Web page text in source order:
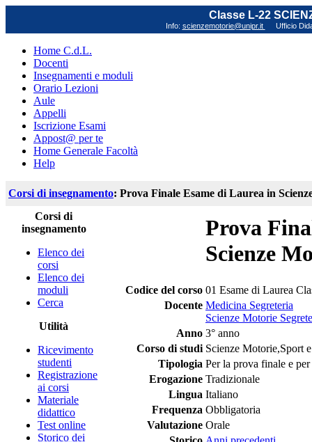
Classe L-22
Info: scienzemotorie@unipr.it Ufficio
Home C.d.L.
Docenti
Insegnamenti e moduli
Orario Lezioni
Aule
Appelli
Iscrizione Esami
Appost@ per te
Home Generale Facoltà
Help
Corsi di insegnamento: Prova Finale Esame di Laurea in
Corsi di
insegnamento
Elenco dei
corsi
Elenco dei
moduli
Cerca
Utilità
Ricevimento
studenti
Registrazione
ai corsi
Materiale
didattico
Test online
Storico dei
Prova
Scienze
Codice del corso 01 Esame di Laurea
Docente Medicina Segreteria
Scienze Motorie
Anno 3° anno
Corso di studi Scienze Motorie,Sport
Tipologia Per la prova finale e
Erogazione Tradizionale
Lingua Italiano
Frequenza Obbligatoria
Valutazione Orale